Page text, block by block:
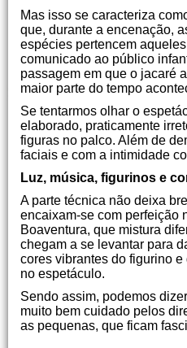
Mas isso se caracteriza
que, durante a encenação,
espécies pertencem
comunicado ao público
passagem em que o jacaré
maior parte do tempo
Se tentarmos olhar o
elaborado, praticamente
figuras no palco. Além de
faciais e com a intimidade
Luz, música, figurinos e
A parte técnica não deixa
encaixam-se com perfeição
Boaventura, que mistura
chegam a se levantar para
cores vibrantes do figurino
no espetáculo.
Sendo assim, podemos
muito bem cuidado pelos
as pequenas, que ficam